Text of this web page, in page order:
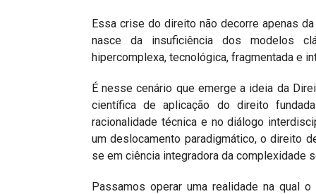
Essa crise do direito não decorre apenas
nasce da insuficiência dos modelos
hipercomplexa, tecnológica, fragmentada e
É nesse cenário que emerge a ideia da
científica de aplicação do direito
racionalidade técnica e no diálogo
um deslocamento paradigmático, o direito
se em ciência integradora da complexidade
Passamos operar uma realidade na qual